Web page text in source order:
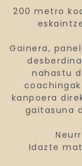
200 metro
Gainera,
nahastu
kanpoera
gaitasuna
Idazte